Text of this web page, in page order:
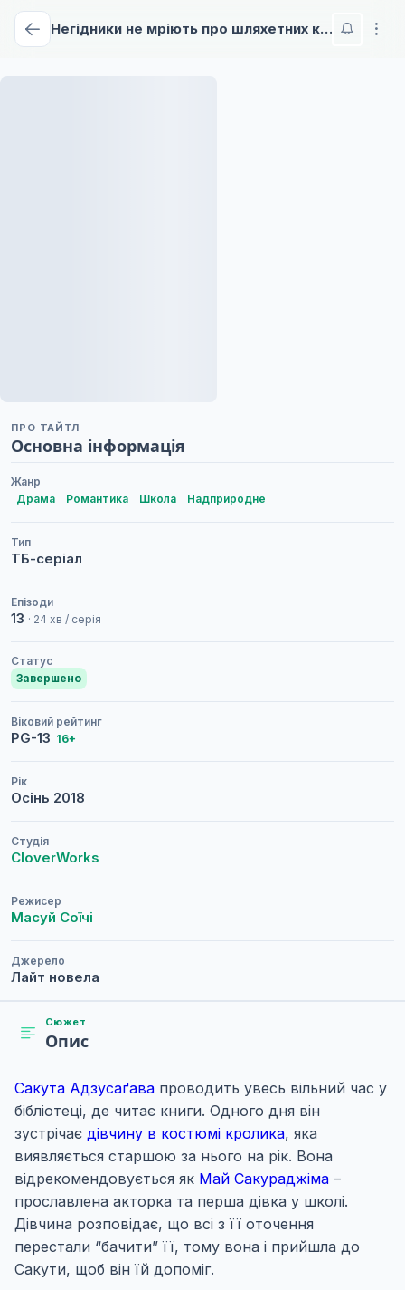
Негідники не мріють про шляхетних кроличок
ПРО ТАЙТЛ
Основна інформація
Жанр
Драма
Романтика Школа Надприродне
Тип
ТБ-серіал
Епізоди
13 · 24 хв / серія
Статус
Завершено
Віковий рейтинг
PG-13 16+
Рік
Осінь 2018
Студія
CloverWorks
Режисер
Масуй Соїчі
Джерело
Лайт новела
Сюжет
Опис
Сакута Адзусаґава проводить увесь вільний час у
бібліотеці, де читає книги. Одного дня він
зустрічає дівчину в костюмі кролика, яка
виявляється старшою за нього на рік. Вона
відрекомендовується як Май Сакураджіма –
прославлена акторка та перша дівка у школі.
Дівчина розповідає, що всі з її оточення
перестали “бачити” її, тому вона і прийшла до
Сакути, щоб він їй допоміг.